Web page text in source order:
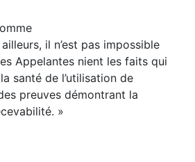
il n’est pas impossible
Appelantes nient les faits qui
santé de l’utilisation de
preuves démontrant la
»